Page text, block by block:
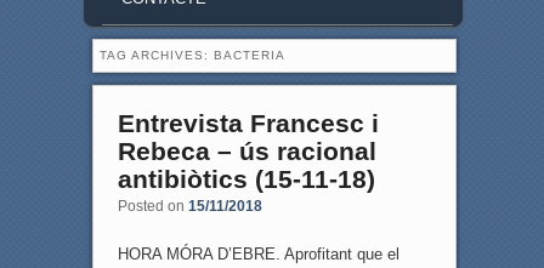
TAG ARCHIVES: BACTERIA
Entrevista Francesc i
Rebeca – ús racional
antibiòtics (15-11-18)
Posted on 15/11/2018
HORA MÓRA D’EBRE. Aprofitant que el